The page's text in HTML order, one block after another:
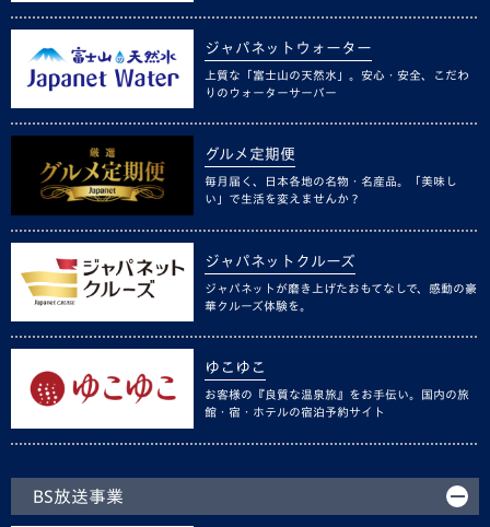
ジャパネットウォーター
上質な「富士山の天然水」。安心・安全、こだわ
りのウォーターサーバー
グルメ定期便
毎月届く、日本各地の名物・名産品。「美味し
い」で生活を変えませんか？
ジャパネットクルーズ
ジャパネットが磨き上げたおもてなしで、感動の豪
華クルーズ体験を。
ゆこゆこ
お客様の『良質な温泉旅』をお手伝い。国内の旅
館・宿・ホテルの宿泊予約サイト
BS放送事業